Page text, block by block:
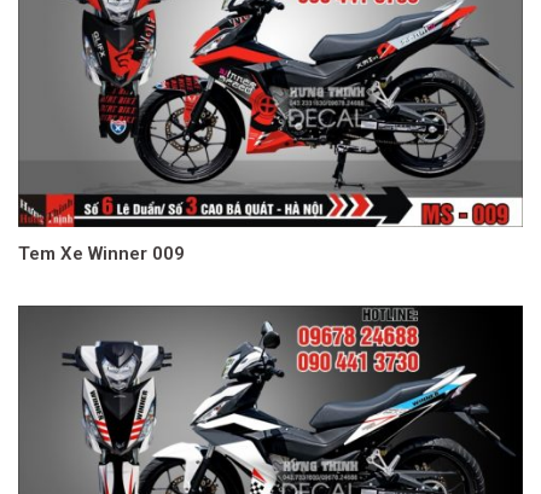
Tem Xe Winner 009